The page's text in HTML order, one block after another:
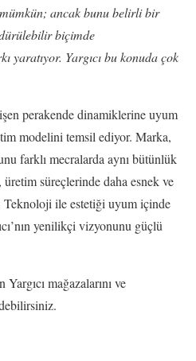
ancak bunu belirli bir
biçimde
yaratıyor. Yargıcı bu konuda çok
perakende dinamiklerine uyum
modelini temsil ediyor. Marka,
farklı mecralarda aynı bütünlük
üretim süreçlerinde daha esnek ve
Teknoloji ile estetiği uyum içinde
yenilikçi vizyonunu güçlü
Yargıcı mağazalarını ve